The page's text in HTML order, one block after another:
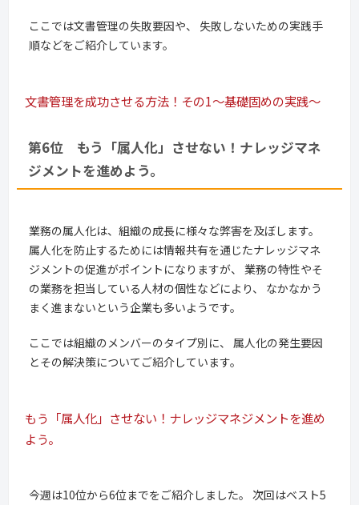
ここでは文書管理の失敗要因や、 失敗しないための実践手
順などをご紹介しています。
文書管理を成功させる方法！その1～基礎固めの実践～
第6位 もう「属人化」させない！ナレッジマネ
ジメントを進めよう。
業務の属人化は、組織の成長に様々な弊害を及ぼします。
属人化を防止するためには情報共有を通じたナレッジマネ
ジメントの促進がポイントになりますが、 業務の特性やそ
の業務を担当している人材の個性などにより、 なかなかう
まく進まないという企業も多いようです。
ここでは組織のメンバーのタイプ別に、 属人化の発生要因
とその解決策についてご紹介しています。
もう「属人化」させない！ナレッジマネジメントを進め
よう。
今週は10位から6位までをご紹介しました。 次回はベスト5